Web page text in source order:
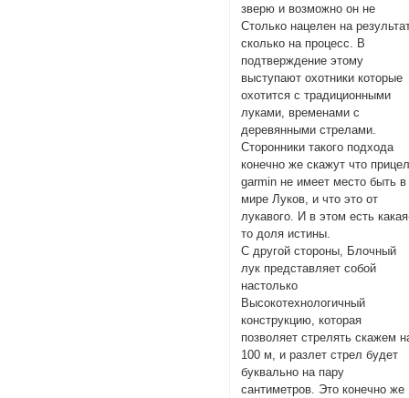
зверю и возможно он не
Столько нацелен на
сколько на процесс. В
подтверждение этому
выступают охотники которые
охотится с традиционными
луками, временами с
деревянными стрелами.
Сторонники такого подхода
конечно же скажут что
garmin не имеет место быть в
мире Луков, и что это от
лукавого. И в этом есть
то доля истины.
С другой стороны, Блочный
лук представляет собой
настолько
Высокотехнологичный
конструкцию, которая
позволяет стрелять скажем
100 м, и разлет стрел будет
буквально на пару
сантиметров. Это конечно же